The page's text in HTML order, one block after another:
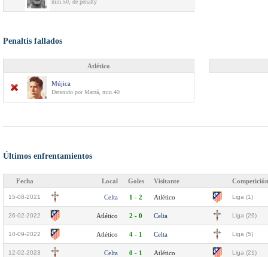
min.50, de penalty
Penaltis fallados
Atlético
Mújica
Detenido por Marzá, min.40
Últimos enfrentamientos
Fecha Local Goles Visitante Competición
15-08-2021 Celta 1 - 2 Atlético Liga (1)
26-02-2022 Atlético 2 - 0 Celta Liga (26)
10-09-2022 Atlético 4 - 1 Celta Liga (5)
12-02-2023 Celta 0 - 1 Atlético Liga (21)